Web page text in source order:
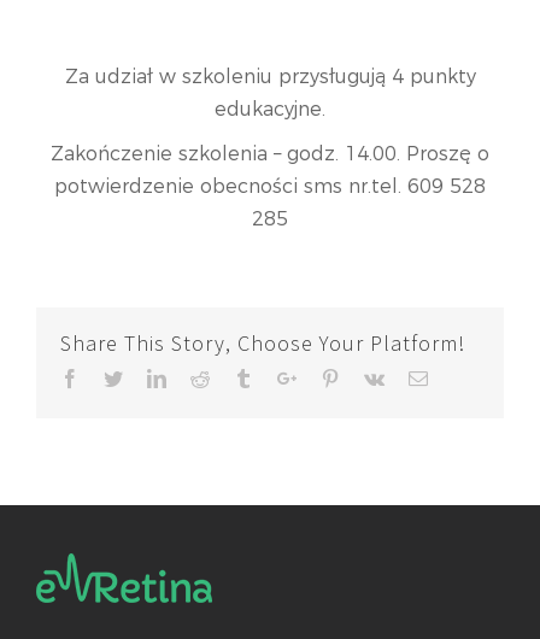
Za udział w szkoleniu przysługują 4 punkty
edukacyjne.
Zakończenie szkolenia – godz. 14.00. Proszę o
potwierdzenie obecności sms nr.tel. 609 528
285
Share This Story, Choose Your Platform!
Facebook
TwitterLinkedinReddit TumblrGoogle+Pinterest
Vk Email